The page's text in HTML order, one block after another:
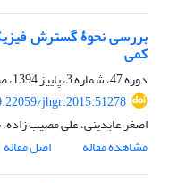
بررسی نحوۀ گسترش
کمی
دوره 47، شماره 3، پاییز 1394، صفحه
jhgr.2015.51278
اصغر عابدینی، علی مصیب
مشاهده مقاله
اصل مقاله